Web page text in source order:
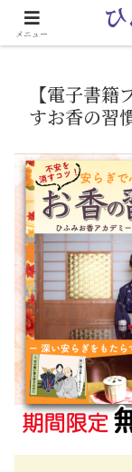
【電子書
すお香の習
メニュー